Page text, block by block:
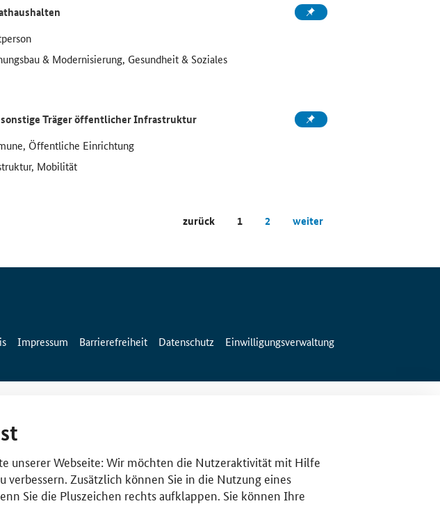
& Modernisierung, Gesundheit & Soziales
sonstige Träger öffentlicher Infrastruktur
Öffentliche Einrichtung
Mobilität
zurück 1 2 weiter
Impressum Barrierefreiheit Datenschutz Einwilligungsverwaltung
unserer Webseite: Wir möchten die Nutzeraktivität mit Hilfe
Zusätzlich können Sie in die Nutzung eines
Sie die Pluszeichen rechts aufklappen. Sie können Ihre